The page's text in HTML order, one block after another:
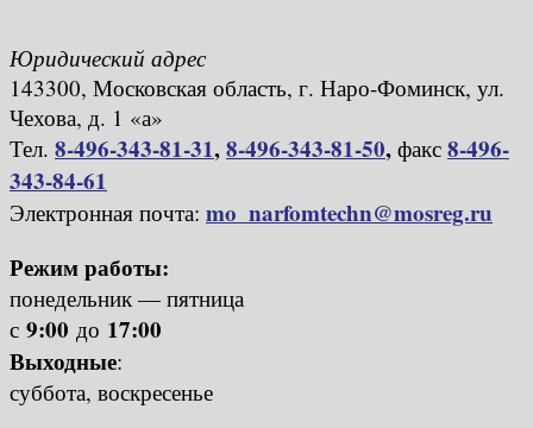
Юридический адрес
143300, Московская область, г. Наро-Фоминск, ул.
Чехова, д. 1 «а»
Тел. 8-496-343-81-31,8-496-343-81-50, факс 8-496-
343-84-61
Электронная почта: mo_narfomtechn@mosreg.ru
Режим работы:
понедельник — пятница
с 9:00 до 17:00
Выходные:
суббота, воскресенье